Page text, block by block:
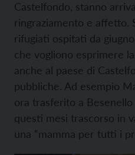
Castelfondo, stanno
ringraziamento e affetto.
rifugiati ospitati da
che vogliono esprimere
anche al paese di
pubbliche. Ad esempio
ora trasferito a
questi mesi trascorso in
una “mamma per tutti i